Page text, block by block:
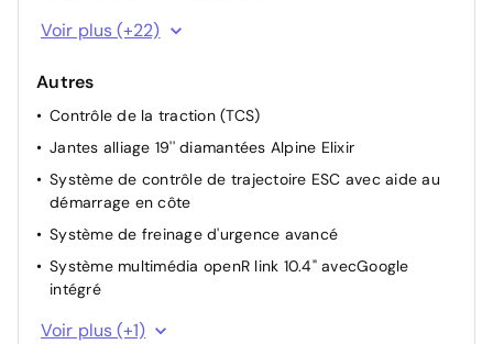
Alerte détection de fatigue
dans la voie
Allumage automatique des essuie-glaces
Antiblocage des roues ABS
Appel d'urgence
Ceinture centrale AR 3 points
Condamnation centralisée des portes
Eclairage AV et AR Full LED Pure Vision
Feux de stop à LED
Filtre à particules
Voir plus (+22)
Autres
Contrôle de la traction (TCS)
Jantes alliage 19'' diamantées Alpine Elixir
Système de contrôle de trajectoire ESC avec aide au
démarrage en côte
Système de freinage d'urgence avancé
Système multimédia openR link 10.4" avecGoogle
intégré
Boîte de vitesse hybride multimode 6 rapports
Voir plus (+1)